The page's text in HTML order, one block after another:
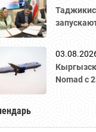
Nomad с